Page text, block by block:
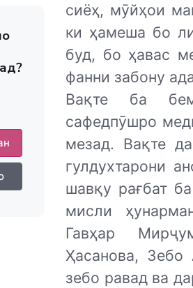
сиёҳ, мӯйҳои
ки ҳамеша бо
буд, бо ҳавас
фанни забону
Вақте ба
сафедпӯшро
мезад. Вақте
гулдухтарони
шавқу рағбат
мисли
Гавҳар
Ҳасанова, Зебо
зебо равад ва